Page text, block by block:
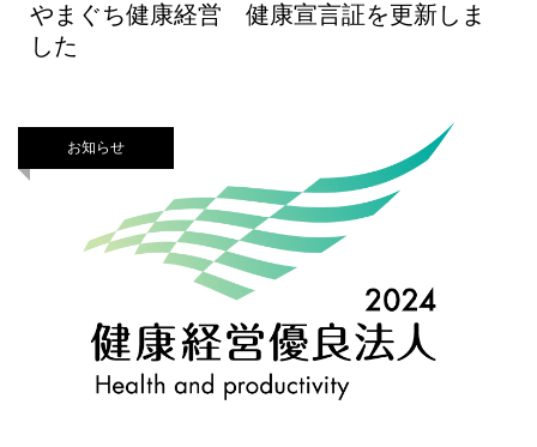
やまぐち健康経営 健康宣言証を更新しま
した
お知らせ